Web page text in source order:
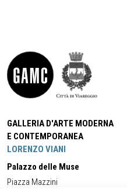
GALLERIA D'ARTE MODERNA
E CONTEMPORANEA
LORENZO VIANI
Palazzo delle Muse
Piazza Mazzini